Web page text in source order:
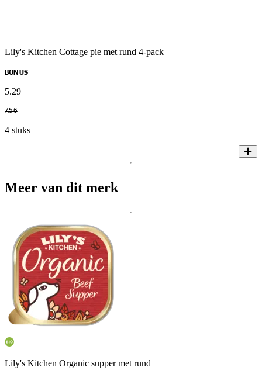
Lily's Kitchen Cottage pie met rund 4-pack
BONUS
5.29
7.56
4 stuks
Meer van dit merk
Lily's Kitchen Organic supper met rund